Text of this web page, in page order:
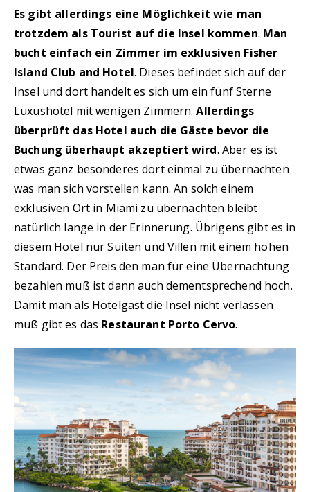
Es gibt allerdings eine Möglichkeit wie man
trotzdem als Tourist auf die Insel kommen. Man
bucht einfach ein Zimmer im exklusiven Fisher
Island Club and Hotel. Dieses befindet sich auf der
Insel und dort handelt es sich um ein fünf Sterne
Luxushotel mit wenigen Zimmern.Allerdings
überprüft das Hotel auch die Gäste bevor die
Buchung überhaupt akzeptiert wird. Aber es ist
etwas ganz besonderes dort einmal zu übernachten
was man sich vorstellen kann. An solch einem
exklusiven Ort in Miami zu übernachten bleibt
natürlich lange in der Erinnerung. Übrigens gibt es in
diesem Hotel nur Suiten und Villen mit einem hohen
Standard. Der Preis den man für eine Übernachtung
bezahlen muß ist dann auch dementsprechend hoch.
Damit man als Hotelgast die Insel nicht verlassen
muß gibt es das Restaurant Porto Cervo.